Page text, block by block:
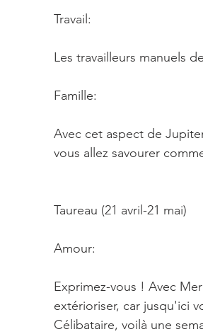
Travail:
Les travailleurs manuels
Famille:
Avec cet aspect de
vous allez savourer
Taureau (21 avril-21 mai)
Amour:
Exprimez-vous ! Avec
extérioriser, car jusqu'ici
Célibataire, voilà une